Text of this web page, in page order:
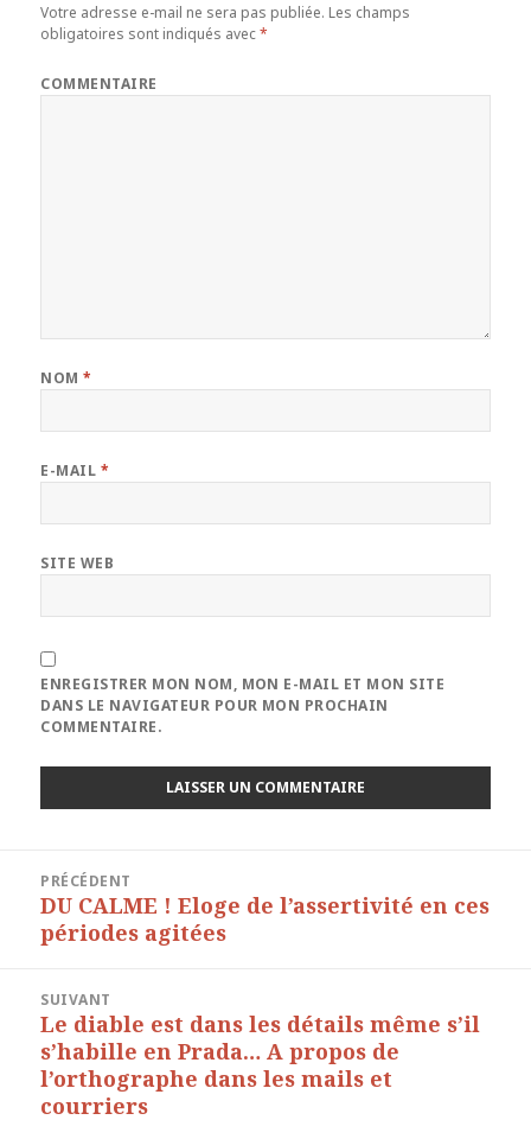
Votre adresse e-mail ne sera pas publiée. Les champs
obligatoires sont indiqués avec*
COMMENTAIRE
NOM*
E-MAIL *
SITE WEB
ENREGISTRER MON NOM, MON E-MAIL ET MON SITE
DANS LE NAVIGATEUR POUR MON PROCHAIN
COMMENTAIRE.
l’article
PRÉCÉDENT
Article
précédent :
DU CALME ! Eloge de l’assertivité en ces
périodes agitées
SUIVANT
Article
suivant :
Le diable est dans les détails même s’il
s’habille en Prada… A propos de
l’orthographe dans les mails et
courriers